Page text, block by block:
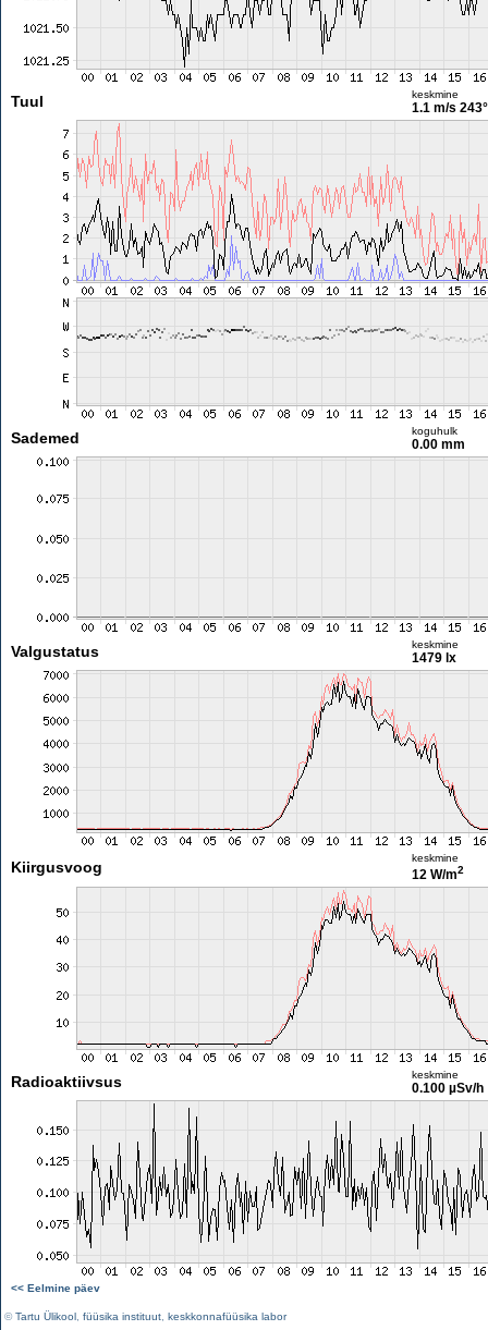
Tuul keskmine
1.1 m/s 243°
Sademed koguhulk
0.00 mm
Valgustatus keskmine
1479 lx
Kiirgusvoog
keskmine
12 W/m2
Radioaktiivsus keskmine
0.100 µSv/h
<< Eelmine päev
©Tartu Ülikool füüsika instituut keskkonnafüüsika labor